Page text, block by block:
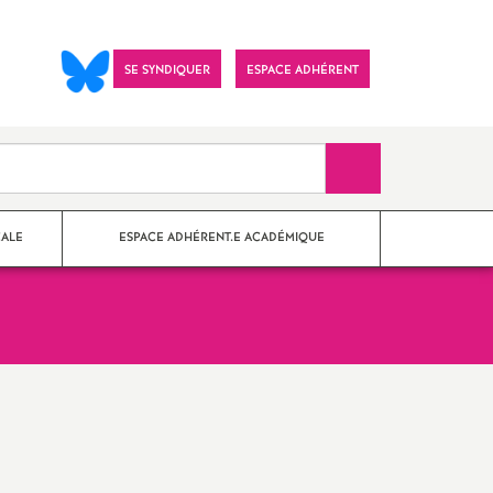
SE SYNDIQUER ESPACE ADHÉRENT
ESPACE ADHÉRENT.E ACADÉMIQUE